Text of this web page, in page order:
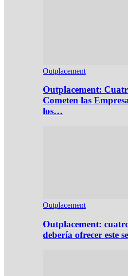
Outplacement
Outplacement:
Cometen las
los…
Outplacement
Outplacement:
debería ofrecer este